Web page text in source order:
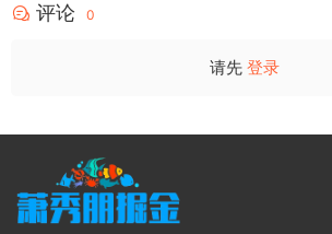
评论 0
请先 登录